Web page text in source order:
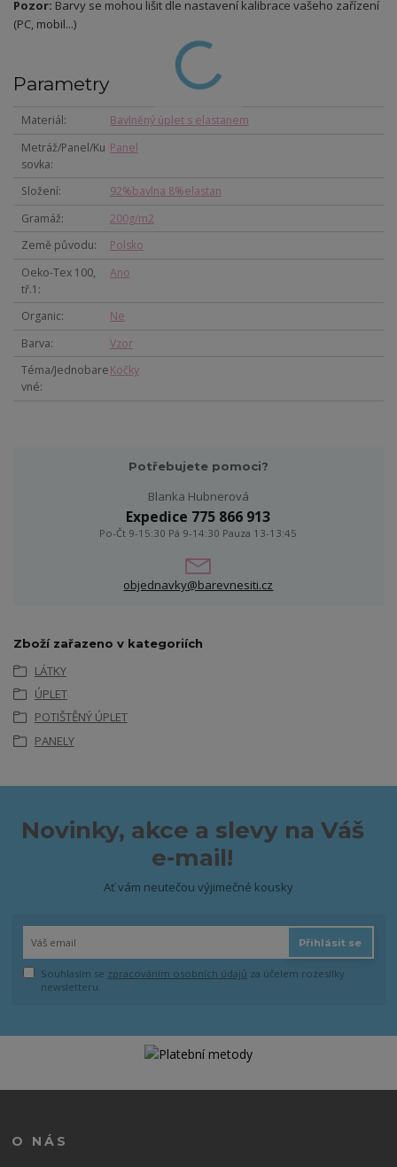
Pozor: Barvy se mohou lišit dle nastavení kalibrace vašeho zařízení
(PC, mobil...)
Parametry
Materiál
Bavlněný úplet s elastanem
Metráž/Panel/Ku
sovka
Panel
Složení
92%bavlna 8%elastan
Gramáž
200g/m2
Země původu
Polsko
Oeko-Tex 100,
tř.1
Ano
Organic
Ne
Barva
Vzor
Téma/Jednobare
vné
Kočky
Potřebujete pomoci?
Blanka Hubnerová
Expedice 775 866 913
Po-Čt 9-15:30 Pá 9-14:30 Pauza 13-13:45
objednavky@barevnesiti.cz
Zboží zařazeno v kategoriích
LÁTKY
ÚPLET
POTIŠTĚNÝ ÚPLET
PANELY
Novinky, akce a slevy na Váš
e-mail!
Ať vám neutečou výjimečné kousky
Přihlásit se
Souhlasím se zpracováním osobních údajů za účelem rozesílky
newsletteru.
O NÁS